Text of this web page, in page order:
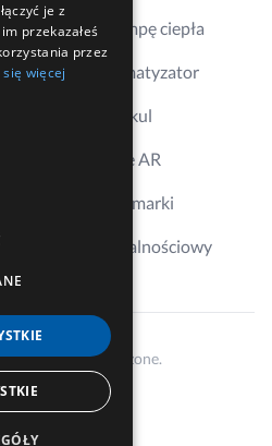
Dobierz pompę ciepła
Dobierz klimatyzator
Aplikacja Erkul
Wizualizacje AR
Ambasador marki
Program lojalnościowy
prawa zastrzeżone.
Regulamin
je z
przekazałeś
przez
więcej